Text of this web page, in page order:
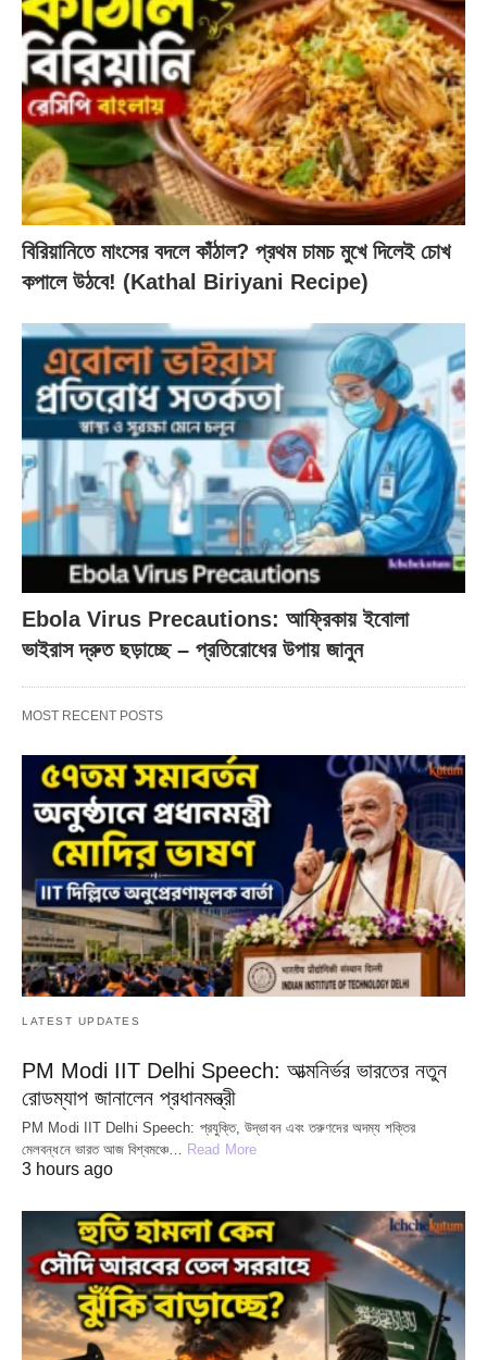
বিরিয়ানিতে মাংসের বদলে কাঁঠাল? প্রথম চামচ মুখে দিলেই চোখ
কপালে উঠবে! (Kathal Biriyani Recipe)
Ebola Virus Precautions: আফ্রিকায় ইবোলা
ভাইরাস দ্রুত ছড়াচ্ছে – প্রতিরোধের উপায় জানুন
MOST RECENT POSTS
LATEST UPDATES
PM Modi IIT Delhi Speech: আত্মনির্ভর ভারতের নতুন
রোডম্যাপ জানালেন প্রধানমন্ত্রী
PM Modi IIT Delhi Speech: প্রযুক্তি, উদ্ভাবন এবং তরুণদের অদম্য শক্তির
মেলবন্ধনে ভারত আজ বিশ্বমঞ্চে… Read More
3 hours ago